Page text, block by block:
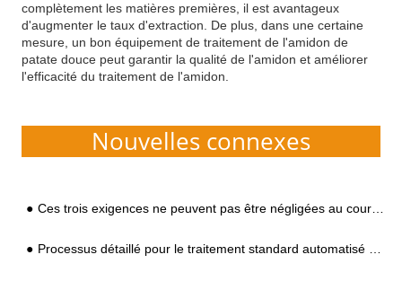
complètement les matières premières, il est avantageux
d'augmenter le taux d'extraction. De plus, dans une certaine
mesure, un bon équipement de traitement de l'amidon de
patate douce peut garantir la qualité de l'amidon et améliorer
l'efficacité du traitement de l'amidon.
Nouvelles connexes
Ces trois exigences ne peuvent pas être négligées au cours du traitement de l'amidon de patate douce
Processus détaillé pour le traitement standard automatisé de l'amidon de tapioca